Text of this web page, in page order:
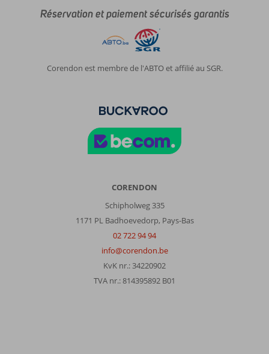
Réservation et paiement sécurisés garantis
Corendon est membre de l'ABTO et affilié au SGR.
CORENDON
Schipholweg 335
1171 PL Badhoevedorp, Pays-Bas
02 722 94 94
info@corendon.be
KvK nr.: 34220902
TVA nr.: 814395892 B01